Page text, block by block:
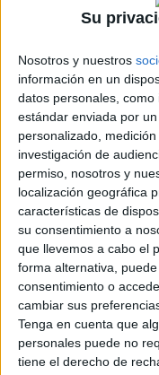
Su
Nosotros y nuestros
información en un
datos personales,
estándar enviada por
personalizado,
investigación de
permiso, nosotros y
localización geográfica
características de
su consentimiento a
que llevemos a cabo el
forma alternativa,
consentimiento o
cambiar sus
Tenga en cuenta que
personales puede no
tiene el derecho de
sus hijas,
lazos familiares a
desmoronan.
Nuestra opinión:
contundente drama
Rasoulofque toma
2023 de la joven
iraníes por llevar un
imágenes reales
manifestaciones que
intercala dentro de
una radiografía de la
El patriarca de
instrucción y ante